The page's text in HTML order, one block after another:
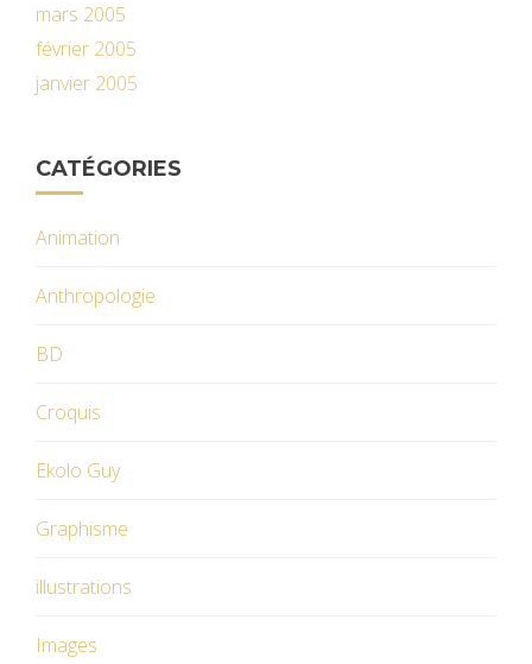
mars 2005
février 2005
janvier 2005
CATÉGORIES
Animation
Anthropologie
BD
Croquis
Ekolo Guy
Graphisme
illustrations
Images